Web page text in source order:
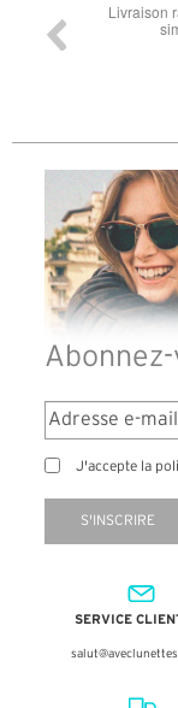
Super
J'accepte la
S'INSCRIRE
SERVICE